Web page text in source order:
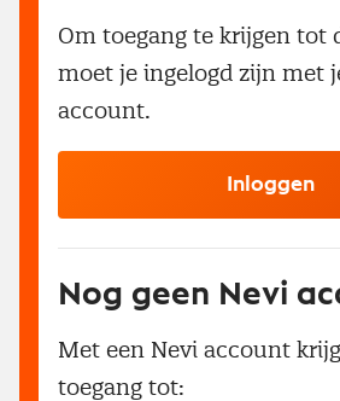
Om toegang te krijgen tot
moet je ingelogd zijn met
account.
Inloggen
Nog geen Nevi
Met een Nevi account
toegang tot: